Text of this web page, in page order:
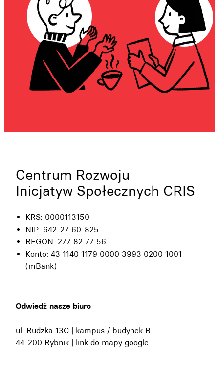
Centrum Rozwoju
Inicjatyw Społecznych CRIS
KRS: 0000113150
NIP: 642-27-60-825
REGON: 277 82 77 56
Konto: 43 1140 1179 0000 3993 0200 1001
(mBank)
Odwiedź nasze biuro
ul. Rudzka 13C | kampus / budynek B
44-200 Rybnik | link do mapy google